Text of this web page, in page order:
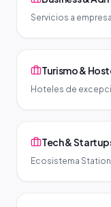
Servicios a
Turismo &
Hoteles de
Tech &
Ecosistema